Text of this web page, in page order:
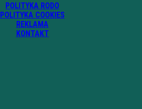
POLITYKA RODO
POLITYKA COOKIES
REKLAMA
KONTAKT